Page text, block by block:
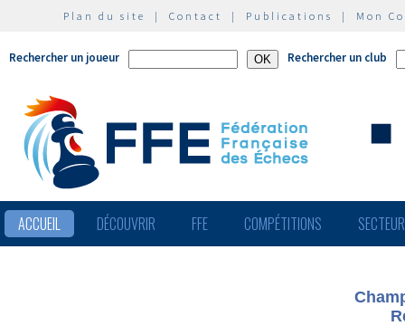
Plan du site | Contact | Publications | Mon
Rechercher un joueur Rechercher un club
ACCUEIL DÉCOUVRIR FFE COMPÉTITIONS